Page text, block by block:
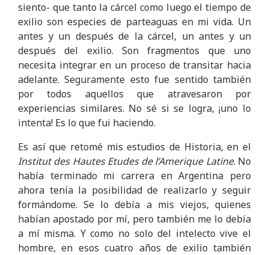
siento- que tanto la cárcel como luego el tiempo de
exilio son especies de parteaguas en mi vida. Un
antes y un después de la cárcel, un antes y un
después del exilio. Son fragmentos que uno
necesita integrar en un proceso de transitar hacia
adelante. Seguramente esto fue sentido también
por todos aquellos que atravesaron por
experiencias similares. No sé si se logra, ¡uno lo
intenta! Es lo que fui haciendo.
Es así que retomé mis estudios de Historia, en el
Institut des Hautes Etudes de l’Amerique Latine. No
había terminado mi carrera en Argentina pero
ahora tenía la posibilidad de realizarlo y seguir
formándome. Se lo debía a mis viejos, quienes
habían apostado por mí, pero también me lo debía
a mí misma. Y como no solo del intelecto vive el
hombre, en esos cuatro años de exilio también